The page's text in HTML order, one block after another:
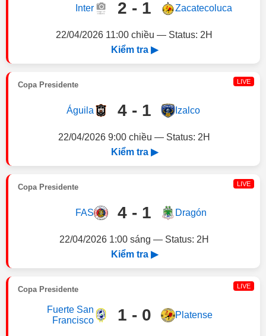
Inter 2 - 1 Zacatecoluca
22/04/2026 11:00 chiều — Status: 2H
Kiểm tra ▶
Copa Presidente LIVE
Águila 4 - 1 Izalco
22/04/2026 9:00 chiều — Status: 2H
Kiểm tra ▶
Copa Presidente LIVE
FAS 4 - 1 Dragón
22/04/2026 1:00 sáng — Status: 2H
Kiểm tra ▶
Copa Presidente LIVE
Fuerte San
Francisco
1 - 0 Platense